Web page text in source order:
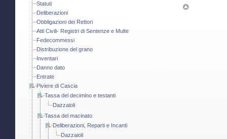
Statuti
Deliberazioni
Obbligazioni dei Rettori
Atti Civili- Registri di Sentenze e Multe
Fedecommessi
Distribuzione del grano
Inventari
Danno dato
Entrate
Piviere di Cascia
Tassa del decimino e testanti
Dazzaioli
Tassa del macinato
Deliberazioni, Reparti e Incanti
Dazzaioli